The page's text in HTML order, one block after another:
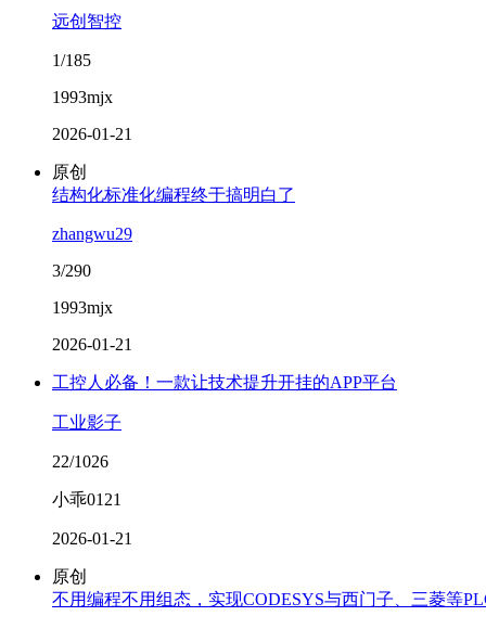
远创智控
1/185
1993mjx
2026-01-21
原创
结构化标准化编程终于搞明白了
zhangwu29
3/290
1993mjx
2026-01-21
工控人必备！一款让技术提升开挂的APP平台
工业影子
22/1026
小乖0121
2026-01-21
原创
不用编程不用组态，实现CODESYS与西门子、三菱等